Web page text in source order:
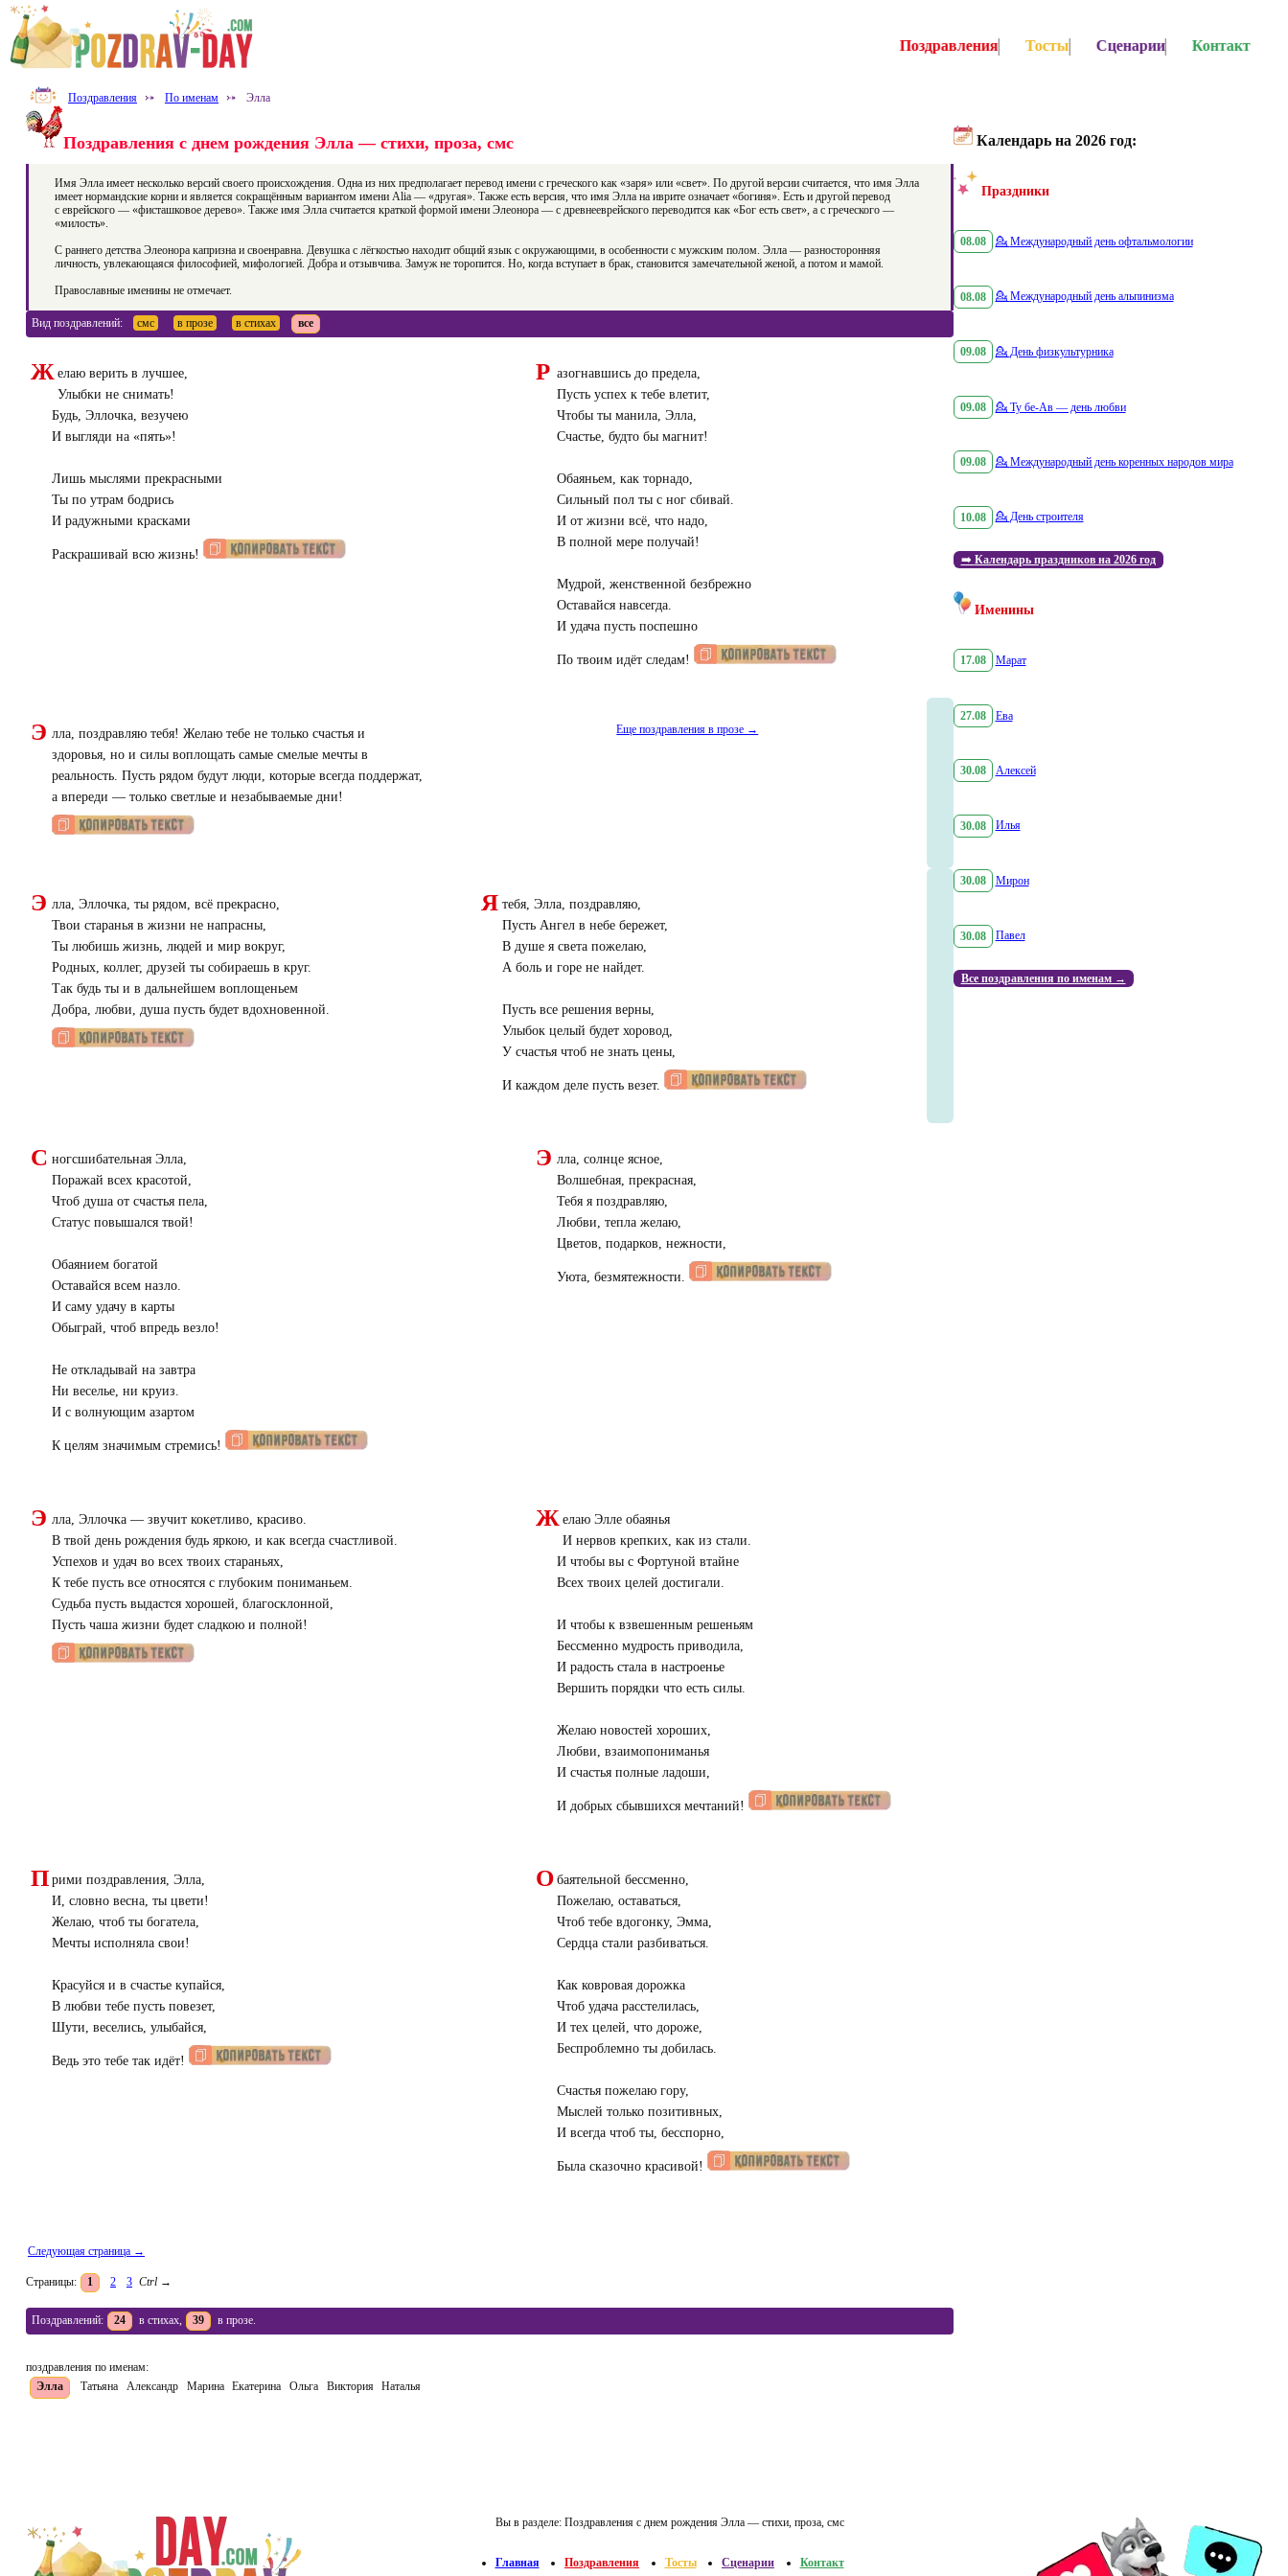
Поздравления ⤐ По именам ⤐ Элла
Поздравления с днем рождения Элла — стихи, проза, смс
Имя Элла имеет несколько версий своего происхождения. Одна из них предполагает перевод имени с греческого как «заря» или «свет». По другой версии считается, что имя Элла
имеет нормандские корни и является сокращённым вариантом имени Alia — «другая». Также есть версия, что имя Элла на иврите означает «богиня». Есть и другой перевод
с еврейского — «фисташковое дерево». Также имя Элла считается краткой формой имени Элеонора — с древнееврейского переводится как «Бог есть свет», а с греческого —
«милость».
С раннего детства Элеонора капризна и своенравна. Девушка с лёгкостью находит общий язык с окружающими, в особенности с мужским полом. Элла — разносторонняя
личность, увлекающаяся философией, мифологией. Добра и отзывчива. Замуж не торопится. Но, когда вступает в брак, становится замечательной женой, а потом и мамой.
Православные именины не отмечает.
Вид поздравлений: смс в прозе в стихах все
Ж елаю верить в лучшее,
Улыбки не снимать!
Будь, Эллочка, везучею
И выгляди на «пять»!
Лишь мыслями прекрасными
Ты по утрам бодрись
И радужными красками
Раскрашивай всю жизнь!
Р азогнавшись до предела,
Пусть успех к тебе влетит,
Чтобы ты манила, Элла,
Счастье, будто бы магнит!
Обаяньем, как торнадо,
Сильный пол ты с ног сбивай.
И от жизни всё, что надо,
В полной мере получай!
Мудрой, женственной безбрежно
Оставайся навсегда.
И удача пусть поспешно
По твоим идёт следам!
Э лла, поздравляю тебя! Желаю тебе не только счастья и
здоровья, но и силы воплощать самые смелые мечты в
реальность. Пусть рядом будут люди, которые всегда поддержат,
а впереди — только светлые и незабываемые дни!
Еще поздравления в прозе →
Э лла, Эллочка, ты рядом, всё прекрасно,
Твои старанья в жизни не напрасны,
Ты любишь жизнь, людей и мир вокруг,
Родных, коллег, друзей ты собираешь в круг.
Так будь ты и в дальнейшем воплощеньем
Добра, любви, душа пусть будет вдохновенной.
Я тебя, Элла, поздравляю,
Пусть Ангел в небе бережет,
В душе я света пожелаю,
А боль и горе не найдет.
Пусть все решения верны,
Улыбок целый будет хоровод,
У счастья чтоб не знать цены,
И каждом деле пусть везет.
С ногсшибательная Элла,
Поражай всех красотой,
Чтоб душа от счастья пела,
Статус повышался твой!
Обаянием богатой
Оставайся всем назло.
И саму удачу в карты
Обыграй, чтоб впредь везло!
Не откладывай на завтра
Ни веселье, ни круиз.
И с волнующим азартом
К целям значимым стремись!
Э лла, солнце ясное,
Волшебная, прекрасная,
Тебя я поздравляю,
Любви, тепла желаю,
Цветов, подарков, нежности,
Уюта, безмятежности.
Э лла, Эллочка — звучит кокетливо, красиво.
В твой день рождения будь яркою, и как всегда счастливой.
Успехов и удач во всех твоих стараньях,
К тебе пусть все относятся с глубоким пониманьем.
Судьба пусть выдастся хорошей, благосклонной,
Пусть чаша жизни будет сладкою и полной!
Ж елаю Элле обаянья
И нервов крепких, как из стали.
И чтобы вы с Фортуной втайне
Всех твоих целей достигали.
И чтобы к взвешенным решеньям
Бессменно мудрость приводила,
И радость стала в настроенье
Вершить порядки что есть силы.
Желаю новостей хороших,
Любви, взаимопониманья
И счастья полные ладоши,
И добрых сбывшихся мечтаний!
П рими поздравления, Элла,
И, словно весна, ты цвети!
Желаю, чтоб ты богатела,
Мечты исполняла свои!
Красуйся и в счастье купайся,
В любви тебе пусть повезет,
Шути, веселись, улыбайся,
Ведь это тебе так идёт!
О баятельной бессменно,
Пожелаю, оставаться,
Чтоб тебе вдогонку, Эмма,
Сердца стали разбиваться.
Как ковровая дорожка
Чтоб удача расстелилась,
И тех целей, что дороже,
Беспроблемно ты добилась.
Счастья пожелаю гору,
Мыслей только позитивных,
И всегда чтоб ты, бесспорно,
Была сказочно красивой!
Следующая страница →
Страницы: 1 2 3 Ctrl →
Поздравлений: 24 в стихах, 39 в прозе.
поздравления по именам:
Элла
Татьяна Александр Марина Екатерина Ольга Виктория Наталья
Календарь на 2026 год:
Праздники
08.08 💁 Международный день офтальмологии
08.08 💁 Международный день альпинизма
09.08 💁 День физкультурника
09.08 💁 Ту бе-Ав — день любви
09.08 💁 Международный день коренных народов мира
10.08 💁 День строителя
➡️ Календарь праздников на 2026 год
Именины
17.08 Марат
27.08 Ева
30.08 Алексей
30.08 Илья
30.08 Мирон
30.08 Павел
Все поздравления по именам →
Поздравления Тосты Сценарии Контакт
Вы в разделе: Поздравления с днем рождения Элла — стихи, проза, смс
Главная Поздравления Тосты Сценарии Контакт